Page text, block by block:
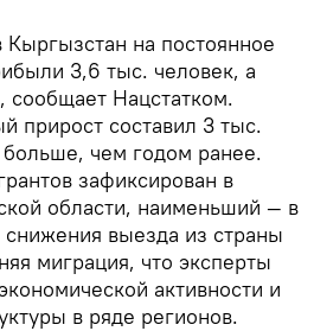
на постоянное
3,6 тыс. человек, а
Нацстатком.
прирост составил 3 тыс.
чем годом ранее.
зафиксирован в
области, наименьший — в
выезда из страны
миграция, что эксперты
активности и
в ряде регионов.